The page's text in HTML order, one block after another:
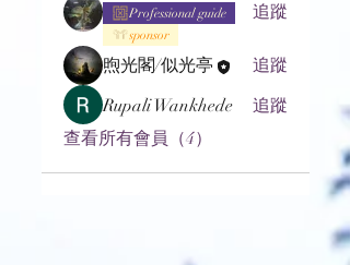
Professional guide
sponsor
追蹤
煦光閣/似光亭
追蹤
Rupali Wankhede
追蹤
查看所有會員（4）